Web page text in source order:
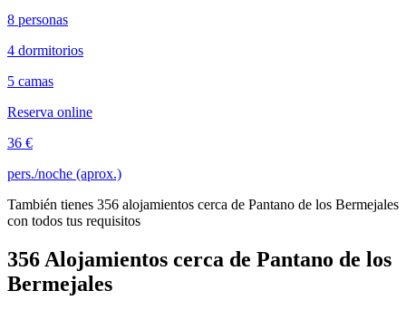
8 personas
4 dormitorios
5 camas
Reserva online
36 €
pers./noche (aprox.)
También tienes 356 alojamientos cerca de Pantano de los Bermejales
con todos tus requisitos
356 Alojamientos cerca de Pantano de los
Bermejales